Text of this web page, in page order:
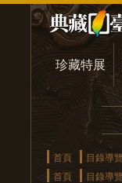
珍藏特展
首頁 目錄導覽
首頁
目錄導覽